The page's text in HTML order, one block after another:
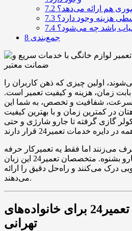
7.2
7.3 هزینه وجود دارد؟
7.4 باشد چه می‌شود؟
8 جمع‌بندی
اولین چیزی که ذهن کاربران را
زمان، هزینه و کیفیت تعمیر است.
سرعت، شفافیت و تخصص، به شما این
در کمترین زمان و با بهترین کیفیت
کولر گازی گرفته تا جارو شارژی و حتی
می‌زنند اما فقط یه تعمیرکار حرفه
ای می‌تونه حرف اونارو بشنوه. متخصصان تعمیر24 این زبان
درک می‌کنند و راه‌حل دقیق را ارائه
می‌دهند.
مزیت‌های کلیدی تعمیر24 برای خانواده‌های
تهرانی